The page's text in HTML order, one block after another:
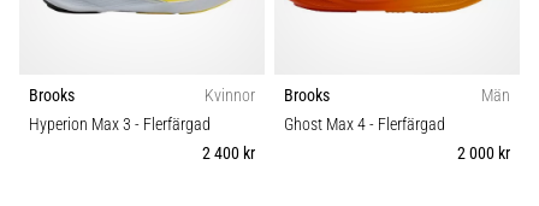
Brooks
Kvinnor
Hyperion Max 3 - Flerfärgad
2 400 kr
Brooks
Män
Ghost Max 4- Flerfärgad
2 000 kr